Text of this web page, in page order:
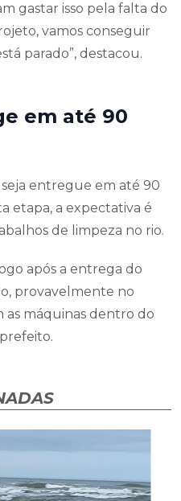
gastar isso pela falta do
vamos conseguir
parado”, destacou.
em até 90
entregue em até 90
etapa, a expectativa é
de limpeza no rio.
após a entrega do
provavelmente no
as máquinas dentro do